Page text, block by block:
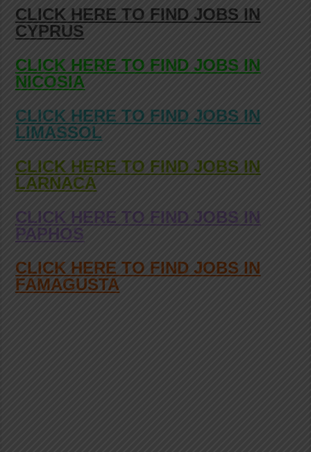
CLICK HERE TO FIND JOBS IN
CYPRUS
CLICK HERE TO FIND JOBS IN
NICOSIA
CLICK HERE TO FIND JOBS IN
LIMASSOL
CLICK HERE TO FIND JOBS IN
LARNACA
CLICK HERE TO FIND JOBS IN
PAPHOS
CLICK HERE TO FIND JOBS IN
FAMAGUSTA